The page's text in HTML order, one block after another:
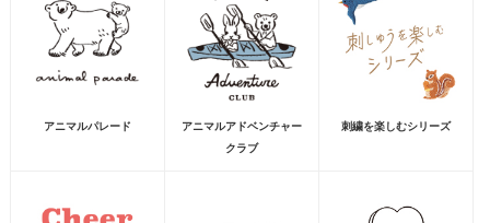
アニマルパレード
アニマルアドベンチャー
クラブ
刺繍を楽しむシリーズ